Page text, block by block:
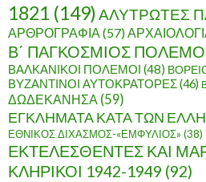
1821 (149)ΑΛΥΤΡΩΤΕΣ
ΑΡΘΡΟΓΡΑΦΙΑ(57)
Β΄ ΠΑΓΚΟΣΜΙΟΣ
ΒΑΛΚΑΝΙΚΟΙ ΠΟΛΕΜΟΙ (48)
ΒΥΖΑΝΤΙΝΟΙ ΑΥΤΟΚΡΑΤΟΡΕΣ(46)
ΔΩΔΕΚΑΝΗΣΑ (59)
ΕΓΚΛΗΜΑΤΑ ΚΑΤΑ ΤΩΝ
ΕΘΝΙΚΟΣ ΔΙΧΑΣΜΟΣ-«ΕΜΦΥΛΙΟΣ» (38)
ΕΚΤΕΛΕΣΘΕΝΤΕΣ ΚΑΙ
ΚΛΗΡΙΚΟΙ 1942-1949 (92)